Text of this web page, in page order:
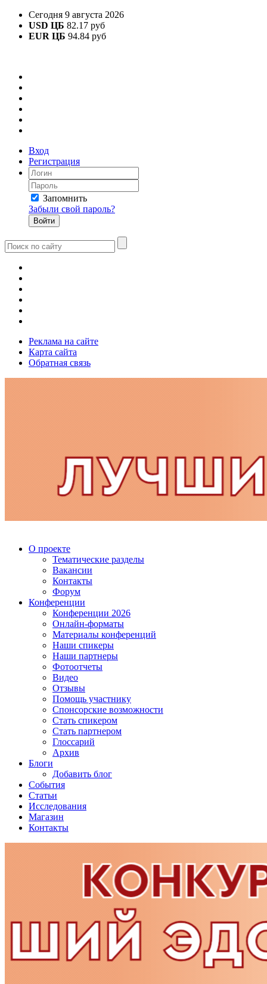
Сегодня 9 августа 2026
USD ЦБ 82.17 руб
EUR ЦБ 94.84 руб
Вход
Регистрация
Запомнить
Забыли свой пароль?
Реклама на сайте
Карта сайта
Обратная связь
О проекте
Тематические разделы
Вакансии
Контакты
Форум
Конференции
Конференции 2026
Онлайн-форматы
Материалы конференций
Наши спикеры
Наши партнеры
Фотоотчеты
Видео
Отзывы
Помощь участнику
Спонсорские возможности
Стать спикером
Стать партнером
Глоссарий
Архив
Блоги
Добавить блог
События
Статьи
Исследования
Магазин
Контакты